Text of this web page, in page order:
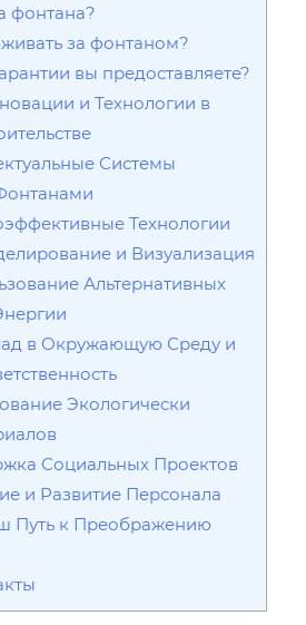
фонтана?
за фонтаном?
вы предоставляете?
и Технологии в
Системы
Технологии
и Визуализация
Альтернативных
в Окружающую Среду и
Экологически
Социальных Проектов
и Развитие Персонала
Путь к Преображению